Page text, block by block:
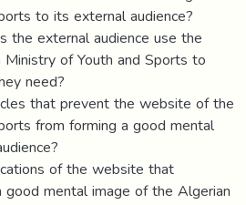
to its external audience?
external audience use the
of Youth and Sports to
need?
that prevent the website of the
from forming a good mental
of the website that
mental image of the Algerian